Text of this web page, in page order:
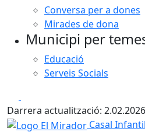
Conversa per a dones
Mirades de dona
Municipi per
Educació
Serveis Socials
Darrera actualització:
Logo El Mirador
Casal